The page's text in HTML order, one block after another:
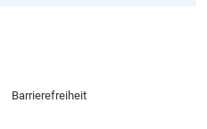
Barrierefreiheit